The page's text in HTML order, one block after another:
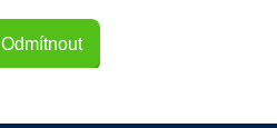
Odmítnout